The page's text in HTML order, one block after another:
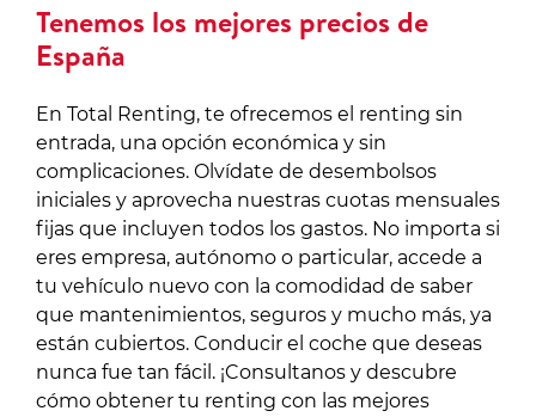
Tenemos los mejores precios de
España
En Total Renting, te ofrecemos el renting sin
entrada, una opción económica y sin
complicaciones. Olvídate de desembolsos
iniciales y aprovecha nuestras cuotas mensuales
fijas que incluyen todos los gastos. No importa si
eres empresa, autónomo o particular, accede a
tu vehículo nuevo con la comodidad de saber
que mantenimientos, seguros y mucho más, ya
están cubiertos. Conducir el coche que deseas
nunca fue tan fácil. ¡Consultanos y descubre
cómo obtener tu renting con las mejores